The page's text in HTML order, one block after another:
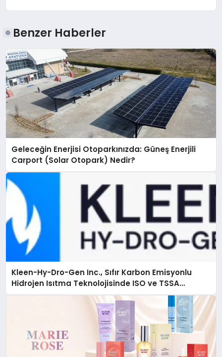
Benzer Haberler
Geleceğin Enerjisi Otoparkınızda: Güneş Enerjili
Carport (Solar Otopark) Nedir?
Kleen-Hy-Dro-Gen Inc., Sıfır Karbon Emisyonlu
Hidrojen Isıtma Teknolojisinde ISO ve TSSA
Düzenleyici Onaylarını Aldı